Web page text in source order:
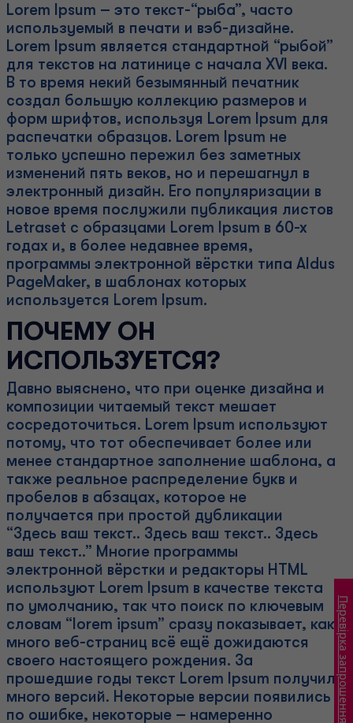
Lorem Ipsum – это текст-“рыба”, часто
используемый в печати и вэб-дизайне.
Lorem Ipsum является стандартной “рыбой”
для текстов на латинице с начала XVI века.
В то время некий безымянный печатник
создал большую коллекцию размеров и
форм шрифтов, используя Lorem Ipsum для
распечатки образцов. Lorem Ipsum не
только успешно пережил без заметных
изменений пять веков, но и перешагнул в
электронный дизайн. Его популяризации в
новое время послужили публикация листов
Letraset с образцами Lorem Ipsum в 60-х
годах и, в более недавнее время,
программы электронной вёрстки типа Aldus
PageMaker, в шаблонах которых
используется Lorem Ipsum.
ПОЧЕМУ ОН
ИСПОЛЬЗУЕТСЯ?
Давно выяснено, что при оценке дизайна и
композиции читаемый текст мешает
сосредоточиться. Lorem Ipsum используют
потому, что тот обеспечивает более или
менее стандартное заполнение шаблона, а
также реальное распределение букв и
пробелов в абзацах, которое не
получается при простой дубликации
“Здесь ваш текст.. Здесь ваш текст.. Здесь
ваш текст..” Многие программы
электронной вёрстки и редакторы HTML
используют Lorem Ipsum в качестве текста
по умолчанию, так что поиск по ключевым
словам “lorem ipsum” сразу показывает, как
много веб-страниц всё ещё дожидаются
своего настоящего рождения. За
прошедшие годы текст Lorem Ipsum получил
много версий. Некоторые версии появились
по ошибке, некоторые – намеренно
Перевірка запрошення